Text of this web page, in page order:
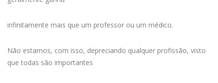
infinitamente mais que um professor ou um médico.
Não estamos, com isso, depreciando qualquer profissão, visto
que todas são importantes